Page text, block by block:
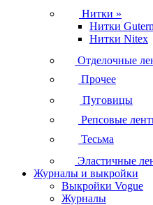
Нитки »
Нитки
Нитки Nitex
Отделочные
Прочее
Пуговицы
Репсовые
Тесьма
Эластичные
Журналы и выкройки
Выкройки Vogue
Журналы